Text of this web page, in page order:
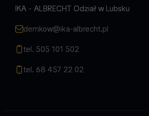
IKA - ALBRECHT Odział w Lubsku
demkow@ika-albrecht.pl
tel. 505 101 502
tel. 68 457 22 02